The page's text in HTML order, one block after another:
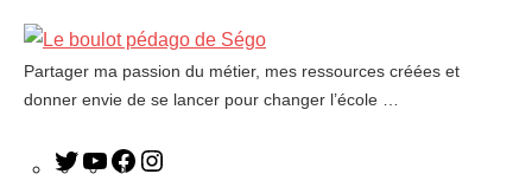
Le
boulot
Partager ma passion du métier, mes ressources créées et
donner envie de se lancer pour changer l’école …